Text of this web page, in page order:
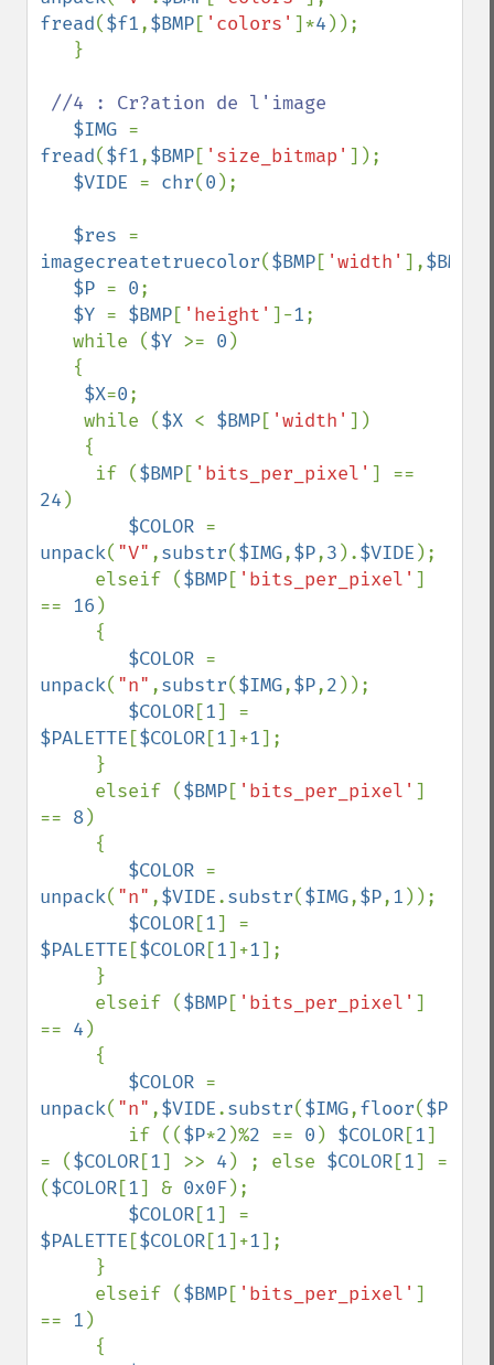
fread($f1,$BMP[ 'colors' ]*4 ));
//4 : Cr?ation de l'image
$IMG
fread($f1,$BMP[ 'size_bitmap' ]);
$VIDE = chr(0 );
$res
imagecreatetruecolor($BMP[ 'width' ],$BMP
$P = 0;
$Y = $BMP[ 'height' ]-1;
   while (
$Y >= 0 )
$X=0;
    while (
$X < $BMP[ 'width' ])
     if (
$BMP[ 'bits_per_pixel'
24 )
$COLOR
unpack( "V" ,substr($IMG,$P,3 ).$VIDE );
     elseif (
$BMP[ 'bits_per_pixel' ]
== 16 )
$COLOR
unpack( "n" ,substr($IMG,$P,2 ));
$COLOR[1
$PALETTE [$COLOR[1]+1];
     elseif (
$BMP[ 'bits_per_pixel' ]
== 8)
$COLOR
unpack( "n" ,$VIDE.substr($IMG,$P,1 ));
$COLOR[1
$PALETTE [$COLOR[1]+1];
     elseif (
$BMP[ 'bits_per_pixel' ]
== 4 )
$COLOR
unpack( "n" ,$VIDE.substr($IMG,floor($P
        if ((
$P*2 )%2 == 0 ) $COLOR[1]
= ($COLOR[1] >> 4 ) ; else $COLOR[1] =
($COLOR[1] & 0x0F);
$COLOR[1
$PALETTE [$COLOR[1]+1];
     elseif (
$BMP[ 'bits_per_pixel' ]
== 1 )